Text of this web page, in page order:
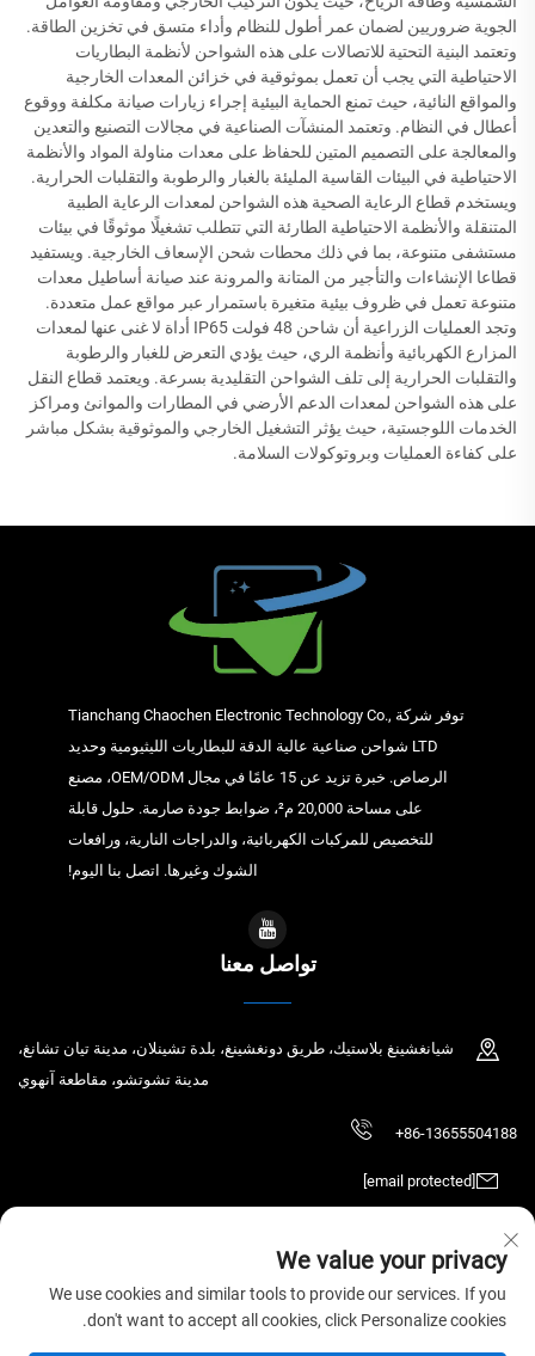
الجوية ضروريين لضمان عمر أطول للنظام وأداء متسق في تخزين الطاقة.
وتعتمد البنية التحتية للاتصالات على هذه الشواحن لأنظمة البطاريات
الاحتياطية التي يجب أن تعمل بموثوقية في خزائن المعدات الخارجية
والمواقع النائية، حيث تمنع الحماية البيئية إجراء زيارات صيانة مكلفة ووقوع
أعطال في النظام. وتعتمد المنشآت الصناعية في مجالات التصنيع والتعدين
والمعالجة على التصميم المتين للحفاظ على معدات مناولة المواد والأنظمة
الاحتياطية في البيئات القاسية المليئة بالغبار والرطوبة والتقلبات الحرارية.
ويستخدم قطاع الرعاية الصحية هذه الشواحن لمعدات الرعاية الطبية
المتنقلة والأنظمة الاحتياطية الطارئة التي تتطلب تشغيلًا موثوقًا في بيئات
مستشفى متنوعة، بما في ذلك محطات شحن الإسعاف الخارجية. ويستفيد
قطاعا الإنشاءات والتأجير من المتانة والمرونة عند صيانة أساطيل معدات
متنوعة تعمل في ظروف بيئية متغيرة باستمرار عبر مواقع عمل متعددة.
وتجد العمليات الزراعية أن شاحن 48 فولت IP65 أداة لا غنى عنها لمعدات
المزارع الكهربائية وأنظمة الري، حيث يؤدي التعرض للغبار والرطوبة
والتقلبات الحرارية إلى تلف الشواحن التقليدية بسرعة. ويعتمد قطاع النقل
على هذه الشواحن لمعدات الدعم الأرضي في المطارات والموانئ ومراكز
الخدمات اللوجستية، حيث يؤثر التشغيل الخارجي والموثوقية بشكل مباشر
على كفاءة العمليات وبروتوكولات السلامة.
توفر شركة Tianchang Chaochen Electronic Technology Co.,
LTD شواحن صناعية عالية الدقة للبطاريات الليثيومية وحديد
الرصاص. خبرة تزيد عن 15 عامًا في مجال OEM/ODM، مصنع
على مساحة 20,000 م²، ضوابط جودة صارمة. حلول قابلة
للتخصيص للمركبات الكهربائية، والدراجات النارية، ورافعات
الشوك وغيرها. اتصل بنا اليوم!
تواصل معنا
شيانغشينغ بلاستيك، طريق دونغشينغ، بلدة تشينلان، مدينة تيان تشانغ،
مدينة تشوتشو، مقاطعة آنهوي
+86-13655504188
حقوق الطبع والنشر © 2025 تيان تشانغ تشاوتشين للتكنولوجيا الإلكترونية المحدودة.
جميع الحقوق محفوظة.سياسة الخصوصية
We value your privacy
We use cookies and similar tools to provide our services. If you
don't want to accept all cookies, click Personalize cookies.